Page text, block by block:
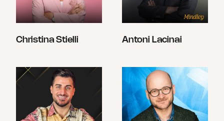
Christina Stielli Antoni Lacinai